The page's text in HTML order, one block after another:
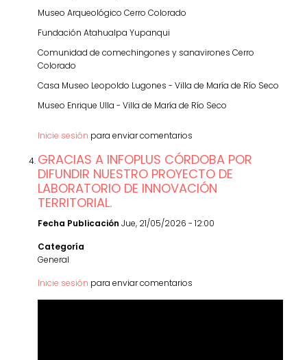
Museo Arqueológico Cerro Colorado
Fundación Atahualpa Yupanqui
Comunidad de comechingones y sanavirones Cerro
Colorado
Casa Museo Leopoldo Lugones - Villa de María de Río Seco
Museo Enrique Ulla - Villa de María de Río Seco
Inicie sesión para enviar comentarios
GRACIAS A INFOPLUS CÓRDOBA POR
DIFUNDIR NUESTRO PROYECTO DE
LABORATORIO DE INNOVACIÓN
TERRITORIAL.
Fecha Publicación Jue, 21/05/2026 - 12:00
Categoría
General
Inicie sesión para enviar comentarios